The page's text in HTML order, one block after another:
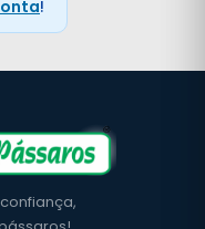
!